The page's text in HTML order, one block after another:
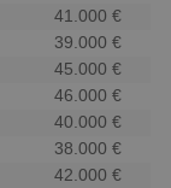
41.000 €
39.000 €
45.000 €
46.000 €
40.000 €
38.000 €
42.000 €